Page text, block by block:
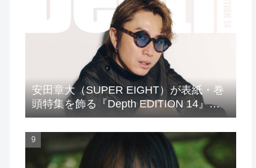
安田章大（SUPER EIGHT）が表紙・巻
頭特集を飾る『Depth EDITION 14』が
発売！